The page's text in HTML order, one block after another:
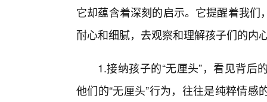
它却蕴含着深刻的启示。它提醒着我
耐心和细腻，去观察和理解孩子们的内
1.接纳孩子的“无厘头”，看见背后
他们的“无厘头”行为，往往是纯粹情